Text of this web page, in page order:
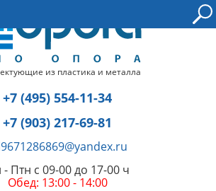
из пластика и металла
+7 (495) 554-11-34
+7 (903) 217-69-81
Птн с 09-00 до 17-00 ч
Обед: 13:00 - 14:00